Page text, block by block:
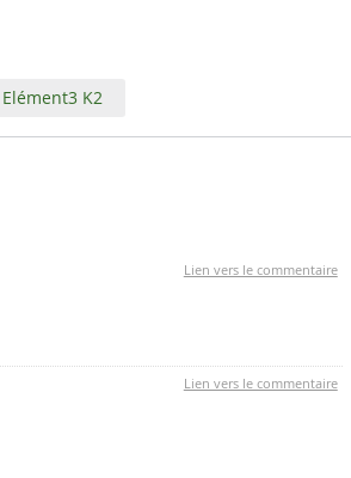
Elément3 K2
Lien vers le commentaire
Lien vers le commentaire